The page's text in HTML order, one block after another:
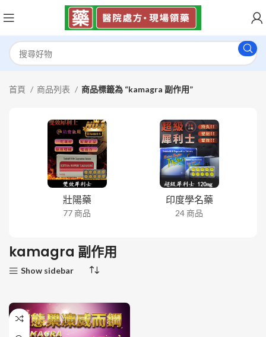
首頁 商品列表 商品標籤為 “kamagra 副作用”
壯陽藥
77 商品
印度學名藥
24 商品
kamagra 副作用
Show sidebar